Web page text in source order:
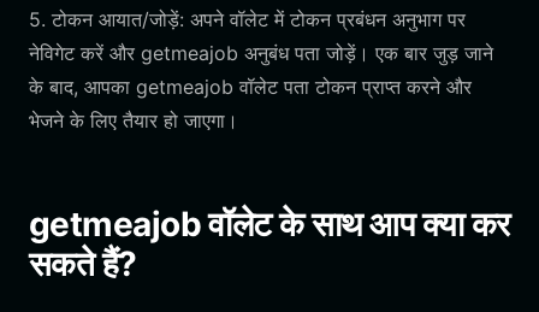
5. टोकन आयात/जोड़ें: अपने वॉलेट में टोकन प्रबंधन अनुभाग पर
नेविगेट करें और getmeajob अनुबंध पता जोड़ें। एक बार जुड़ जाने
के बाद, आपका getmeajob वॉलेट पता टोकन प्राप्त करने और
भेजने के लिए तैयार हो जाएगा।
getmeajob वॉलेट के साथ आप क्या कर
सकते हैं?